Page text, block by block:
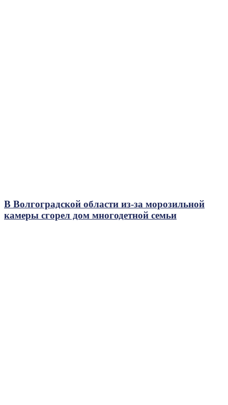
В Волгоградской области из-за морозильной
камеры сгорел дом многодетной семьи